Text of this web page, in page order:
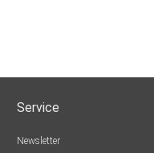
Service
Newsletter